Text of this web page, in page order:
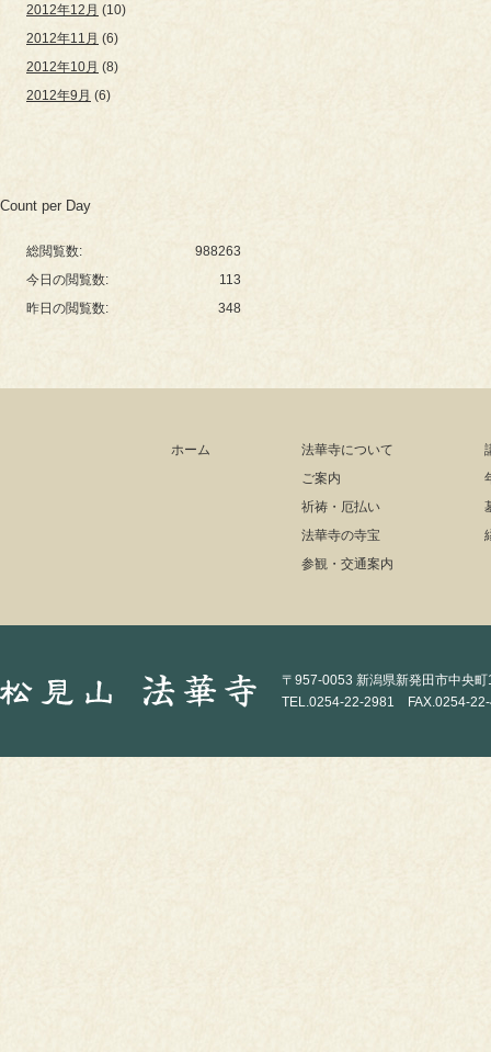
2012年12月 (10)
2012年11月 (6)
2012年10月 (8)
2012年9月 (6)
Count per Day
988263
総閲覧数:
113
今日の閲覧数:
348
昨日の閲覧数:
ホーム
法華寺について
ご案内
祈祷・厄払い
法華寺の寺宝
参観・交通案内
〒957-0053 新潟県新発田市中央
TEL.0254-22-2981 FAX.0254-